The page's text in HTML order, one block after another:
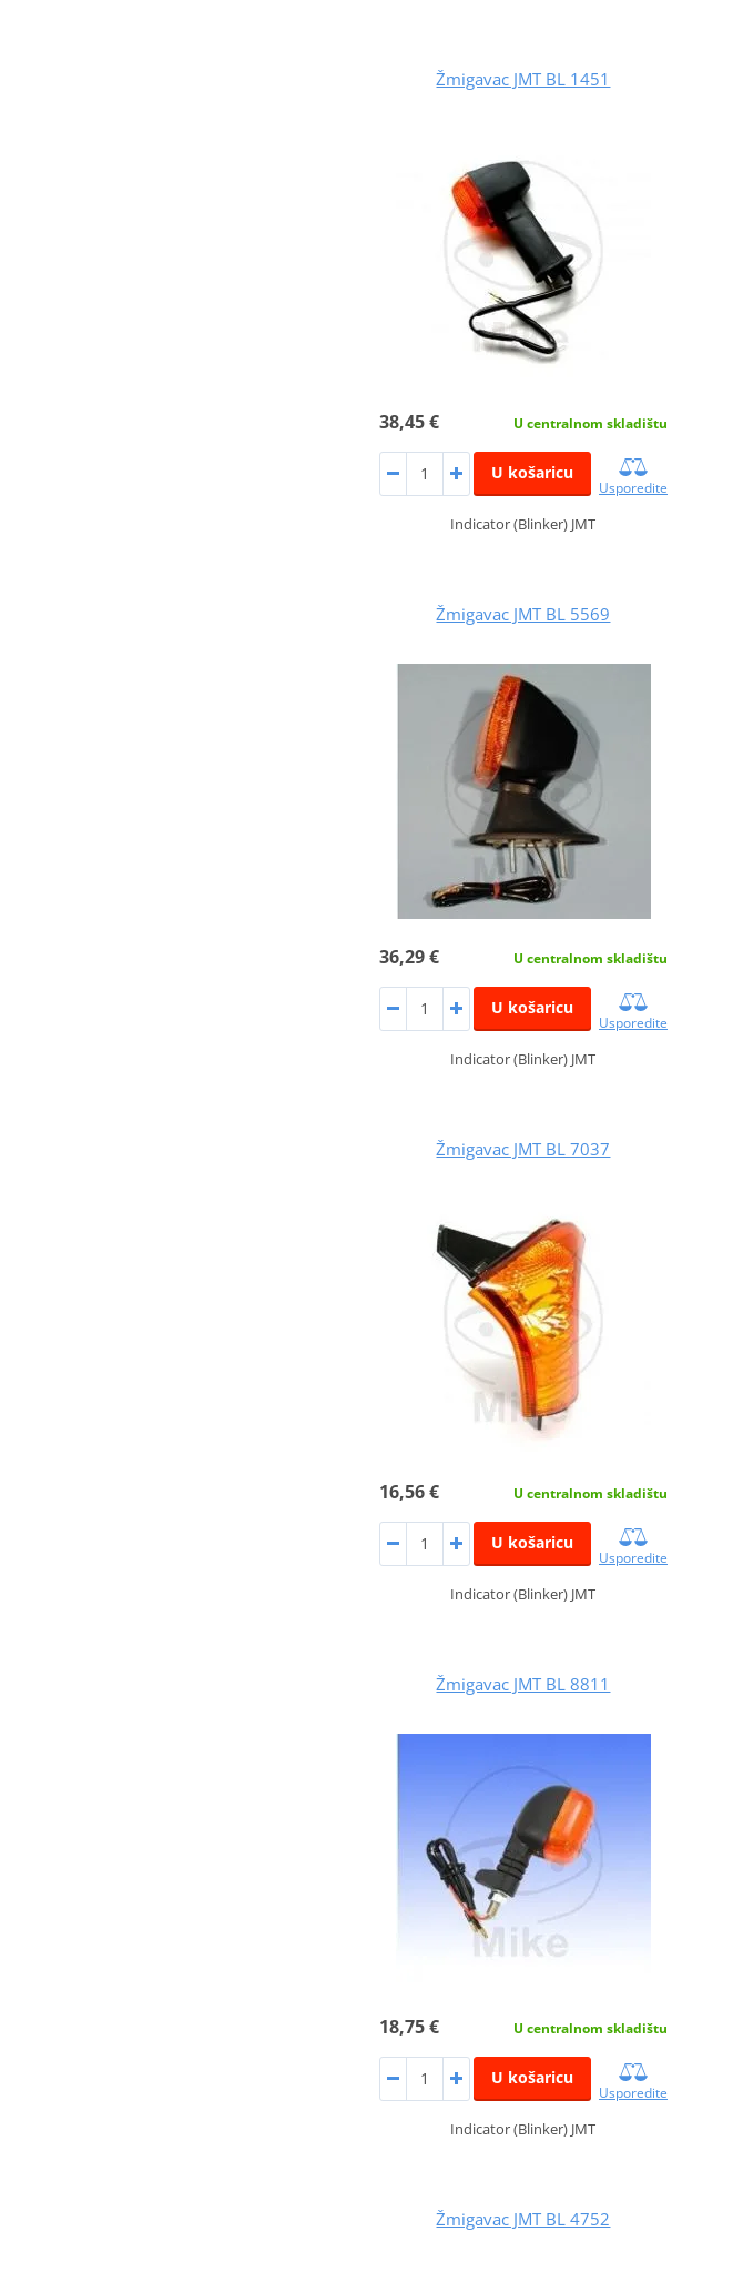
Žmigavac JMT BL 1451
38,45 € U centralnom skladištu
U košaricu
Usporedite
Indicator (Blinker) JMT
Žmigavac JMT BL 5569
36,29 € U centralnom skladištu
U košaricu
Usporedite
Indicator (Blinker) JMT
Žmigavac JMT BL 7037
16,56 € U centralnom skladištu
U košaricu
Usporedite
Indicator (Blinker) JMT
Žmigavac JMT BL 8811
18,75 € U centralnom skladištu
U košaricu
Usporedite
Indicator (Blinker) JMT
Žmigavac JMT BL 4752